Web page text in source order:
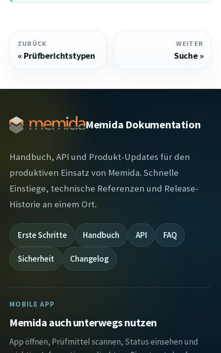
ZURÜCK
Prüfberichtstypen
WEITER
Suche
Memida Dokumentation
Handbuch, API und Produkt-Updates für den
produktiven Einsatz von Memida. Schnelle
Einstiege, technische Referenzen und Release-
Historie an einem Ort.
Erste Schritte Handbuch API FAQ
Sicherheit Changelog
MOBILE APP
Memida auch unterwegs nutzen
App öffnen, Prüfmittel scannen, Status einsehen und